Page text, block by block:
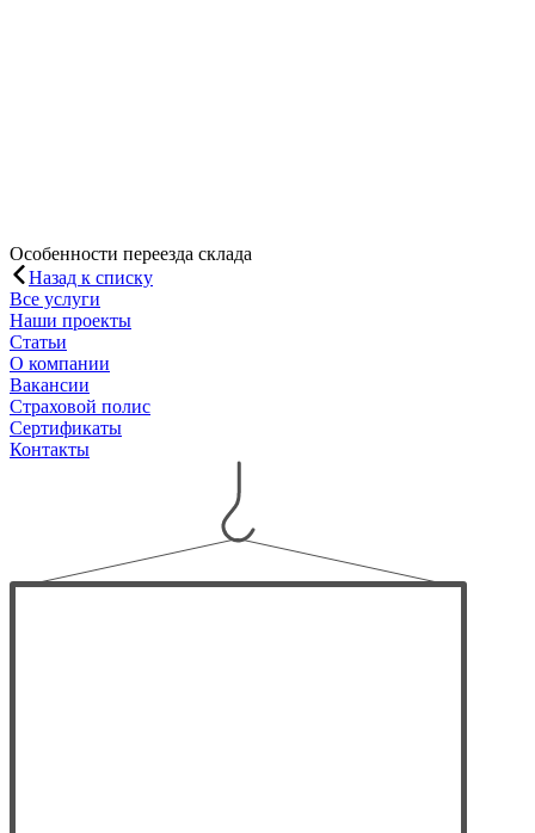
Особенности переезда склада
Назад к списку
Все услуги
Наши проекты
Статьи
О компании
Вакансии
Страховой полис
Сертификаты
Контакты